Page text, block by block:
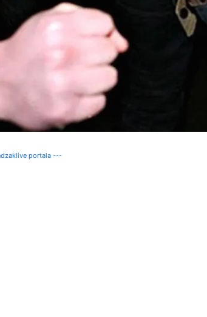
portala ---